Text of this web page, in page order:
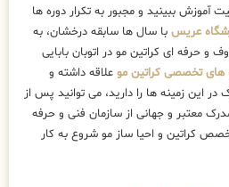
آموزش ببینید و مجبور به تکرار دوره ها
عریس با سال ها سابقه درخشان، به
و حرفه ای کراتین مو در اتوبان بابایی
های تخصصی کراتین مو علاقه داشته و
این زمینه ها را دارید، می توانید پس از
معتبر و جهانی از سازمان فنی و حرفه
کراتین و احیا ساز مو شروع به کار